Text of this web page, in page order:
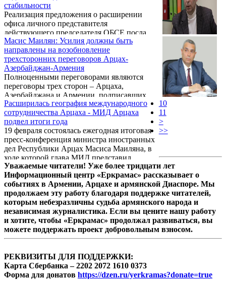
необратимости мирного процесса. Об этом
заявил глава МИД Республики Арцах
Масис Маилян на пресс-конференции 19
февраля.
стабильности
Реализация предложения о расширении
офиса личного представителя
действующего председателя ОБСЕ посла
Каспршика станет важным шагом в
правильном направлении. Об этом заявил
глава МИД Республики Арцах Масис
Маилян на пресс-конференции 19 февраля.
Масис Маилян: Усилия должны быть
направлены на возобновление
трехсторонних переговоров Арцах-
Азербайджан-Армения
Полноценными переговорами являются
переговоры трех сторон – Арцаха,
Азербайджана и Армении, подписавших
соглашение о прекращении огня в мае 1994
года. Об этом заявил глава МИД
Республики Арцах Масис Маилян на пресс-
конференции 19 февраля.
Расширилась география международного
сотрудничества Арцаха - МИД Арцаха
подвел итоги года
19 февраля состоялась ежегодная итоговая
пресс-конференция министра иностранных
дел Республики Арцах Масиса Маиляна, в
ходе которой глава МИД представил
проделанную внешнеполитическим
ведомством работу за 2017 год.
10
11
>
>>
Уважаемые читатели! Уже более тридцати лет
Информационный центр «Еркрамас» рассказывает о
событиях в Армении, Арцахе и армянской Диаспоре. Мы
продолжаем эту работу благодаря поддержке читателей,
которым небезразличны судьба армянского народа и
независимая журналистика. Если вы цените нашу работу
и хотите, чтобы «Еркрамас» продолжал развиваться, вы
можете поддержать проект добровольным взносом.
РЕКВИЗИТЫ ДЛЯ ПОДДЕРЖКИ:
Карта Сбербанка – 2202 2072 1610 0373
Форма для донатов https://dzen.ru/yerkramas?donate=true